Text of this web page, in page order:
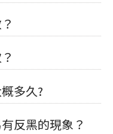
多久?
反黑的現象？